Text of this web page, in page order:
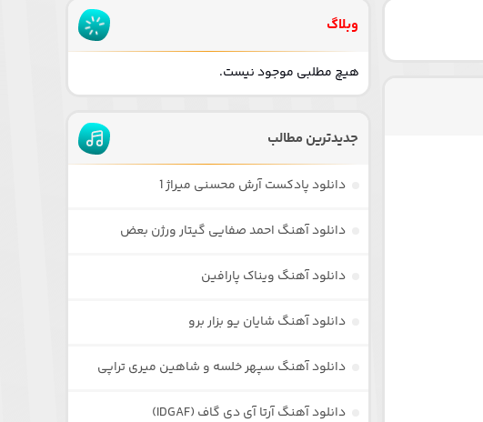
وبلاگ
هیچ مطلبی موجود نیست.
جدیدترین مطالب
دانلود پادکست آرش محسنی میراژ 1
دانلود آهنگ احمد صفایی گیتار ورژن بعض
دانلود آهنگ ویناک پارافین
دانلود آهنگ شایان یو بزار برو
دانلود آهنگ سپهر خلسه و شاهین میری تراپی
دانلود آهنگ آرتا آی دی گاف (IDGAF)